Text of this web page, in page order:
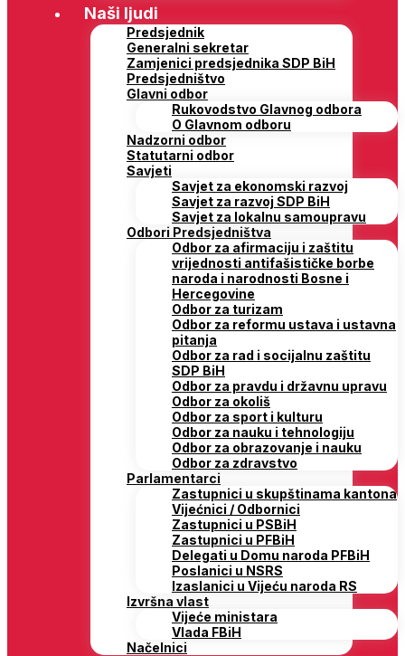
Naši ljudi
Predsjednik
Generalni sekretar
Zamjenici predsjednika SDP BiH
Predsjedništvo
Glavni odbor
Rukovodstvo Glavnog odbora
O Glavnom odboru
Nadzorni odbor
Statutarni odbor
Savjeti
Savjet za ekonomski razvoj
Savjet za razvoj SDP BiH
Savjet za lokalnu samoupravu
Odbori Predsjedništva
Odbor za afirmaciju i zaštitu
vrijednosti antifašističke borbe
naroda i narodnosti Bosne i
Hercegovine
Odbor za turizam
Odbor za reformu ustava i ustavna
pitanja
Odbor za rad i socijalnu zaštitu
SDP BiH
Odbor za pravdu i državnu upravu
Odbor za okoliš
Odbor za sport i kulturu
Odbor za nauku i tehnologiju
Odbor za obrazovanje i nauku
Odbor za zdravstvo
Parlamentarci
Zastupnici u skupštinama kantona
Vijećnici / Odbornici
Zastupnici u PSBiH
Zastupnici u PFBiH
Delegati u Domu naroda PFBiH
Poslanici u NSRS
Izaslanici u Vijeću naroda RS
Izvršna vlast
Vijeće ministara
Vlada FBiH
Načelnici